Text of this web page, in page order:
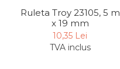
Ruleta Troy 23105, 5 m
x 19 mm
10,35 Lei
TVA inclus